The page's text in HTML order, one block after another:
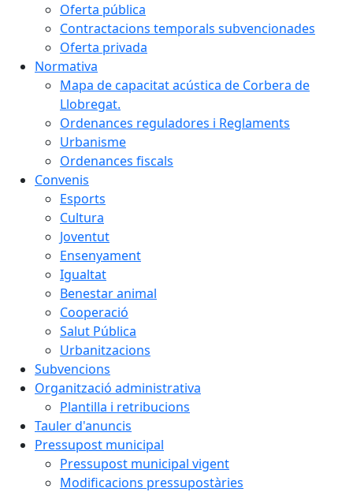
Oferta pública
Contractacions temporals subvencionades
Oferta privada
Normativa
Mapa de capacitat acústica de Corbera de
Llobregat.
Ordenances reguladores i Reglaments
Urbanisme
Ordenances fiscals
Convenis
Esports
Cultura
Joventut
Ensenyament
Igualtat
Benestar animal
Cooperació
Salut Pública
Urbanitzacions
Subvencions
Organització administrativa
Plantilla i retribucions
Tauler d'anuncis
Pressupost municipal
Pressupost municipal vigent
Modificacions pressupostàries